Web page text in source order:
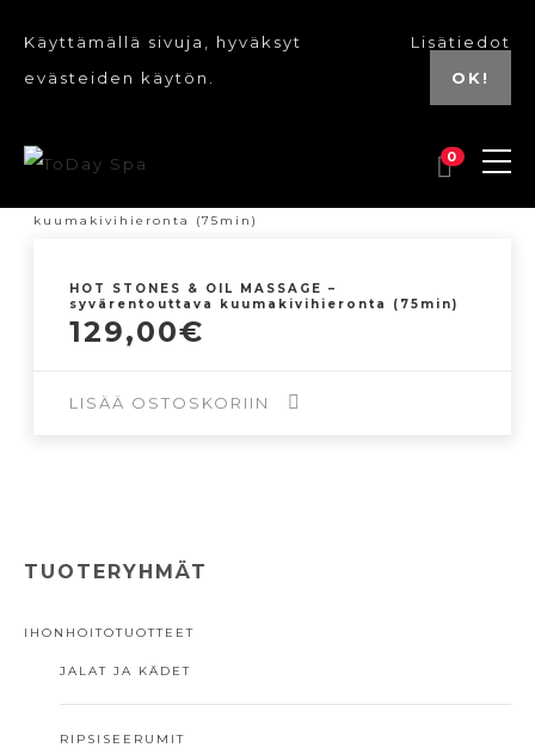
Käyttämällä sivuja, hyväksyt
evästeiden käytön.
Lisätiedot
OK!
0
HOT STONES & OIL MASSAGE –
syvärentouttava kuumakivihieronta (75min)
129,00€
LISÄÄ OSTOSKORIIN
TUOTERYHMÄT
IHONHOITOTUOTTEET
JALAT JA KÄDET
RIPSISEERUMIT